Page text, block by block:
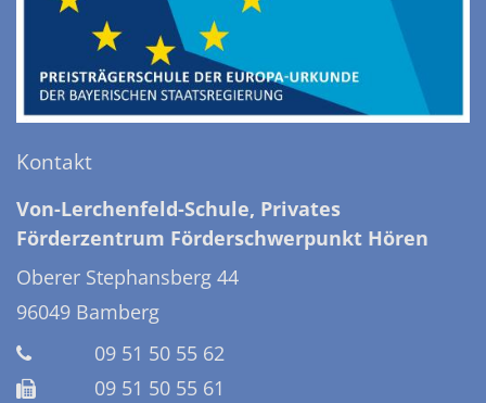
Kontakt
Von-Lerchenfeld-Schule, Privates
Förderzentrum Förderschwerpunkt Hören
Oberer Stephansberg 44
96049 Bamberg
09 51 50 55 62
09 51 50 55 61